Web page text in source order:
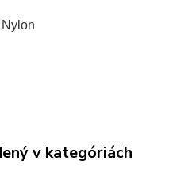
v kategóriách